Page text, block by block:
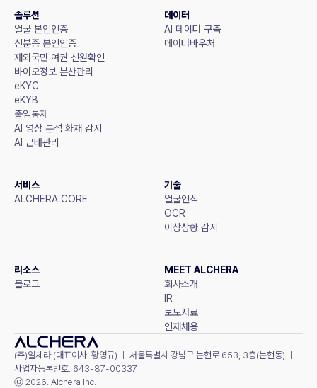
솔루션
얼굴 본인인증
신분증 본인인증
재외국민 여권 신원확인
바이오정보 분산관리
eKYC
eKYB
출입통제
AI 영상 분석 화재 감지
AI 근태관리
데이터
AI 데이터 구축
데이터바우처
서비스
ALCHERA CORE
기술
얼굴인식
OCR
이상상황 감지
리소스
블로그
MEET ALCHERA
회사소개
IR
보도자료
인재채용
(주)알체라 (대표이사: 황영규) ㅣ 서울특별시 강남구 논현로 653, 3층(논현동) ㅣ
사업자등록번호: 643-87-00337
ⓒ 2026. Alchera Inc.